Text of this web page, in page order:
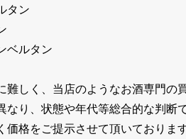
タン
ベルタン
難しく、当店のようなお酒専門
なり、状態や年代等総合的な判
価格をご提示させて頂いており